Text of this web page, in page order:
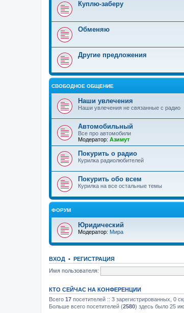
Куплю-заберу
Обменяю
Другие предложения
СВОБОДНОЕ ОБЩЕНИЕ
Наши увлечения
Наши увлечения не связанные с радио
Автомобильный
Все про автомобили
Модератор: Азимут
Покурить о радио
Курилка радиолюбителей
Покурить обо всем
Курилка на все остальные темы
ФОРУМ
Юридический
Модератор: Мира
ВХОД • РЕГИСТРАЦИЯ
Имя пользователя:
КТО СЕЙЧАС НА КОНФЕРЕНЦИИ
Всего 17 посетителей :: 3 зарегистрированных, 0
Больше всего посетителей (2580) здесь было 25